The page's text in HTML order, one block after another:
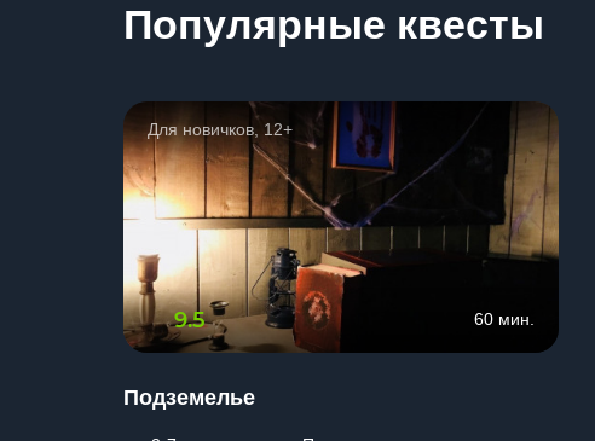
Популярные квесты
Для новичков, 12+
9.5 60 мин.
Подземелье